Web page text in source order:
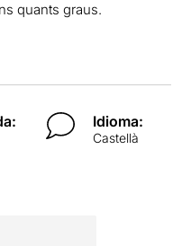
quants graus.
Idioma:
Castellà